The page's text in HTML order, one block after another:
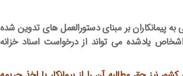
پیمانکاران بر مبنای دستورالعمل های تدوین شده
یادشده می تواند از درخواست اسناد خزانه